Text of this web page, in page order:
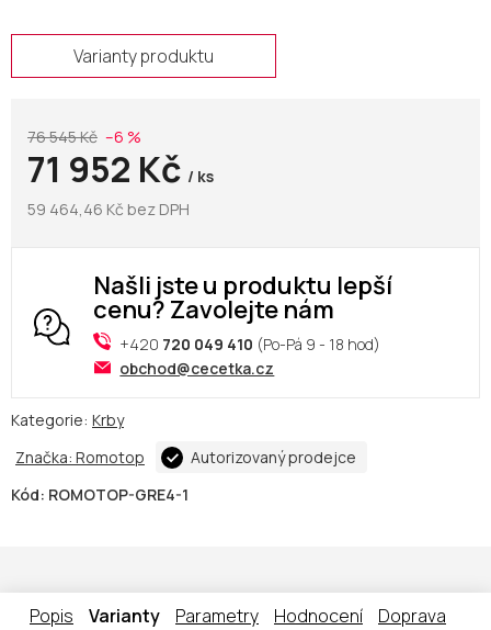
76 545 Kč –6 %
71 952 Kč / ks
59 464,46 Kč bez DPH
Našli jste u produktu lepší
cenu? Zavolejte nám
+420 720 049 410 (Po-Pá 9 - 18 hod)
obchod@cecetka.cz
Varianty produktu
Kategorie: Krby
Značka: Romotop
Autorizovaný prodejce
Kód: ROMOTOP-GRE4-1
Popis Varianty Parametry Hodnocení Doprava